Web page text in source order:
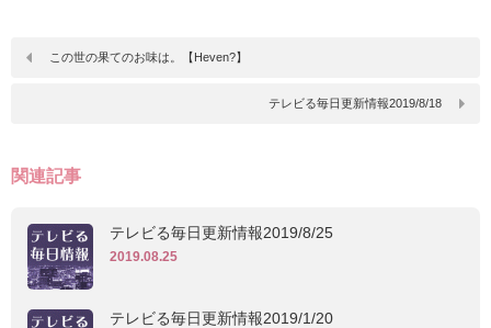
この世の果てのお味は。【Heven?】
テレビる毎日更新情報2019/8/18
関連記事
テレビる毎日更新情報2019/8/25
2019.08.25
テレビる毎日更新情報2019/1/20